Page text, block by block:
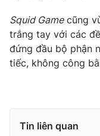
Cơ quan chủ quản:Đài
Cơ quan báo chí:Thời
Giấy phép hoạt động
cấp ngày 29/12/2023
Tổng đài VTV:024.38
Squid Gamecũng
trắng tay với các
đứng đầu bộ phận
tiếc, không công
Tin liên quan